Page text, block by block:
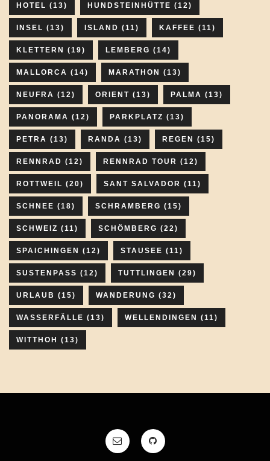
HOTEL (13) HUNDSTEINHÜTTE (12)
INSEL (13) ISLAND (11) KAFFEE (11)
KLETTERN (19) LEMBERG (14)
MALLORCA (14) MARATHON (13)
NEUFRA (12) ORIENT (13) PALMA (13)
PANORAMA (12) PARKPLATZ (13)
PETRA (13) RANDA (13) REGEN (15)
RENNRAD (12) RENNRAD TOUR (12)
ROTTWEIL (20) SANT SALVADOR (11)
SCHNEE (18) SCHRAMBERG (15)
SCHWEIZ (11) SCHÖMBERG (22)
SPAICHINGEN (12) STAUSEE (11)
SUSTENPASS (12) TUTTLINGEN (29)
URLAUB (15) WANDERUNG (32)
WASSERFÄLLE (13) WELLENDINGEN (11)
WITTHOH (13)